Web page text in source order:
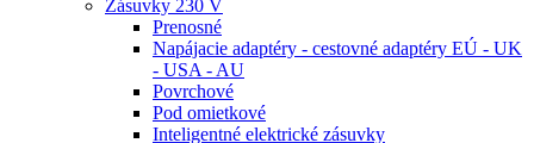
Zásuvky 230 V
Prenosné
Napájacie adaptéry - cestovné adaptéry EÚ - UK
- USA - AU
Povrchové
Pod omietkové
Inteligentné elektrické zásuvky